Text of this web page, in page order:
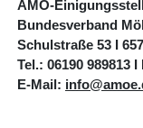
AMÖ-
Bundesverband
Schulstraße 53 I
Tel.: 06190 989813
E-Mail: